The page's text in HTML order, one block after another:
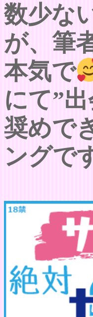
数少な
が、筆
本気で
にて”
奨めで
ングで